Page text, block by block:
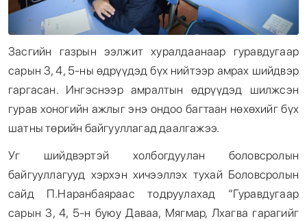
Засгийн газрын ээлжит хуралдаанаар гуравдугаар
сарын 3, 4, 5-ны өдрүүдэд бүх нийтээр амрах шийдвэр
гаргасан. Ингэснээр амралтын өдрүүдэд шилжсэн
гурав хоногийн ажлыг энэ ондоо багтаан нөхөхийг бүх
шатны төрийн байгууллагад даалгажээ.
Уг шийдвэртэй холбогдуулан боловсролын
байгууллагууд хэрхэн хичээллэх тухай Боловсролын
сайд П.Наранбаяраас тодруулахад “Гуравдугаар
сарын 3, 4, 5-н буюу Даваа, Мягмар, Лхагва гарагийг